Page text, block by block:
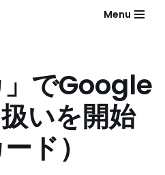
Menu
」でGoogle
いを開始
ド）